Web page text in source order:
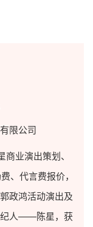
限公司
业演出策划、
、代言费报价，
政鸿活动演出及
纪人——陈星，获